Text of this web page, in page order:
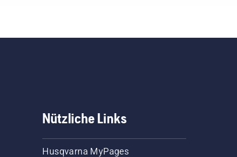
Nützliche Links
Husqvarna MyPages